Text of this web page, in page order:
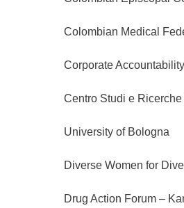
Colombian Medical
Corporate
Centro Studi e
University of Bologna
Diverse Women for
Drug Action Forum –